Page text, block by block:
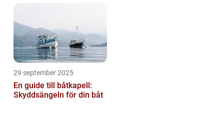
29 september 2025
En guide till båtkapell:
Skyddsängeln för din båt